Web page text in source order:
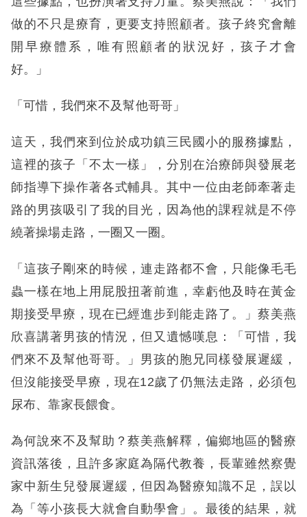
做的不只是療育，更要支持照顧者。孩子終究會離
開早療體系，唯有照顧者的狀況好，孩子才會
好。」
「可惜，我們來不及幫他哥哥」
這天，我們來到位於成功鎮三民國小的服務據點，
這裡的孩子「不太一樣」，分別在治療師與發展老
師指導下操作著各式輔具。其中一位由老師牽著走
路的男孩吸引了我的目光，因為他的課程就是不停
繞著操場走路，一圈又一圈。
「這孩子剛來的時候，連走路都不會，只能像毛毛
蟲一樣在地上用屁股扭著前進，幸虧他及時在黃金
期接受早療，現在已經進步到能走路了。」蔡美燕
欣喜講著男孩的情況，但又遺憾嘆息：「可惜，我
們來不及幫他哥哥。」男孩的胞兄同樣發展遲緩，
但沒能接受早療，現在12歲了仍無法走路，必須包
尿布、靠家長餵食。
為何說來不及幫助？蔡美燕解釋，偏鄉地區的醫療
資訊落後，且許多家庭為隔代教養，長輩雖然察覺
家中新生兒發展遲緩，但因為醫療知識不足，誤以
為「等小孩長大就會自動學會」。最後的結果，就